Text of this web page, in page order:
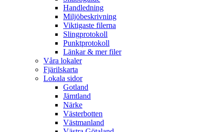
Handledning
Miljöbeskrivning
Viktigaste filerna
Slingprotokoll
Punktprotokoll
Länkar & mer filer
Våra lokaler
Fjärilskarta
Lokala sidor
Gotland
Jämtland
Närke
Västerbotten
Västmanland